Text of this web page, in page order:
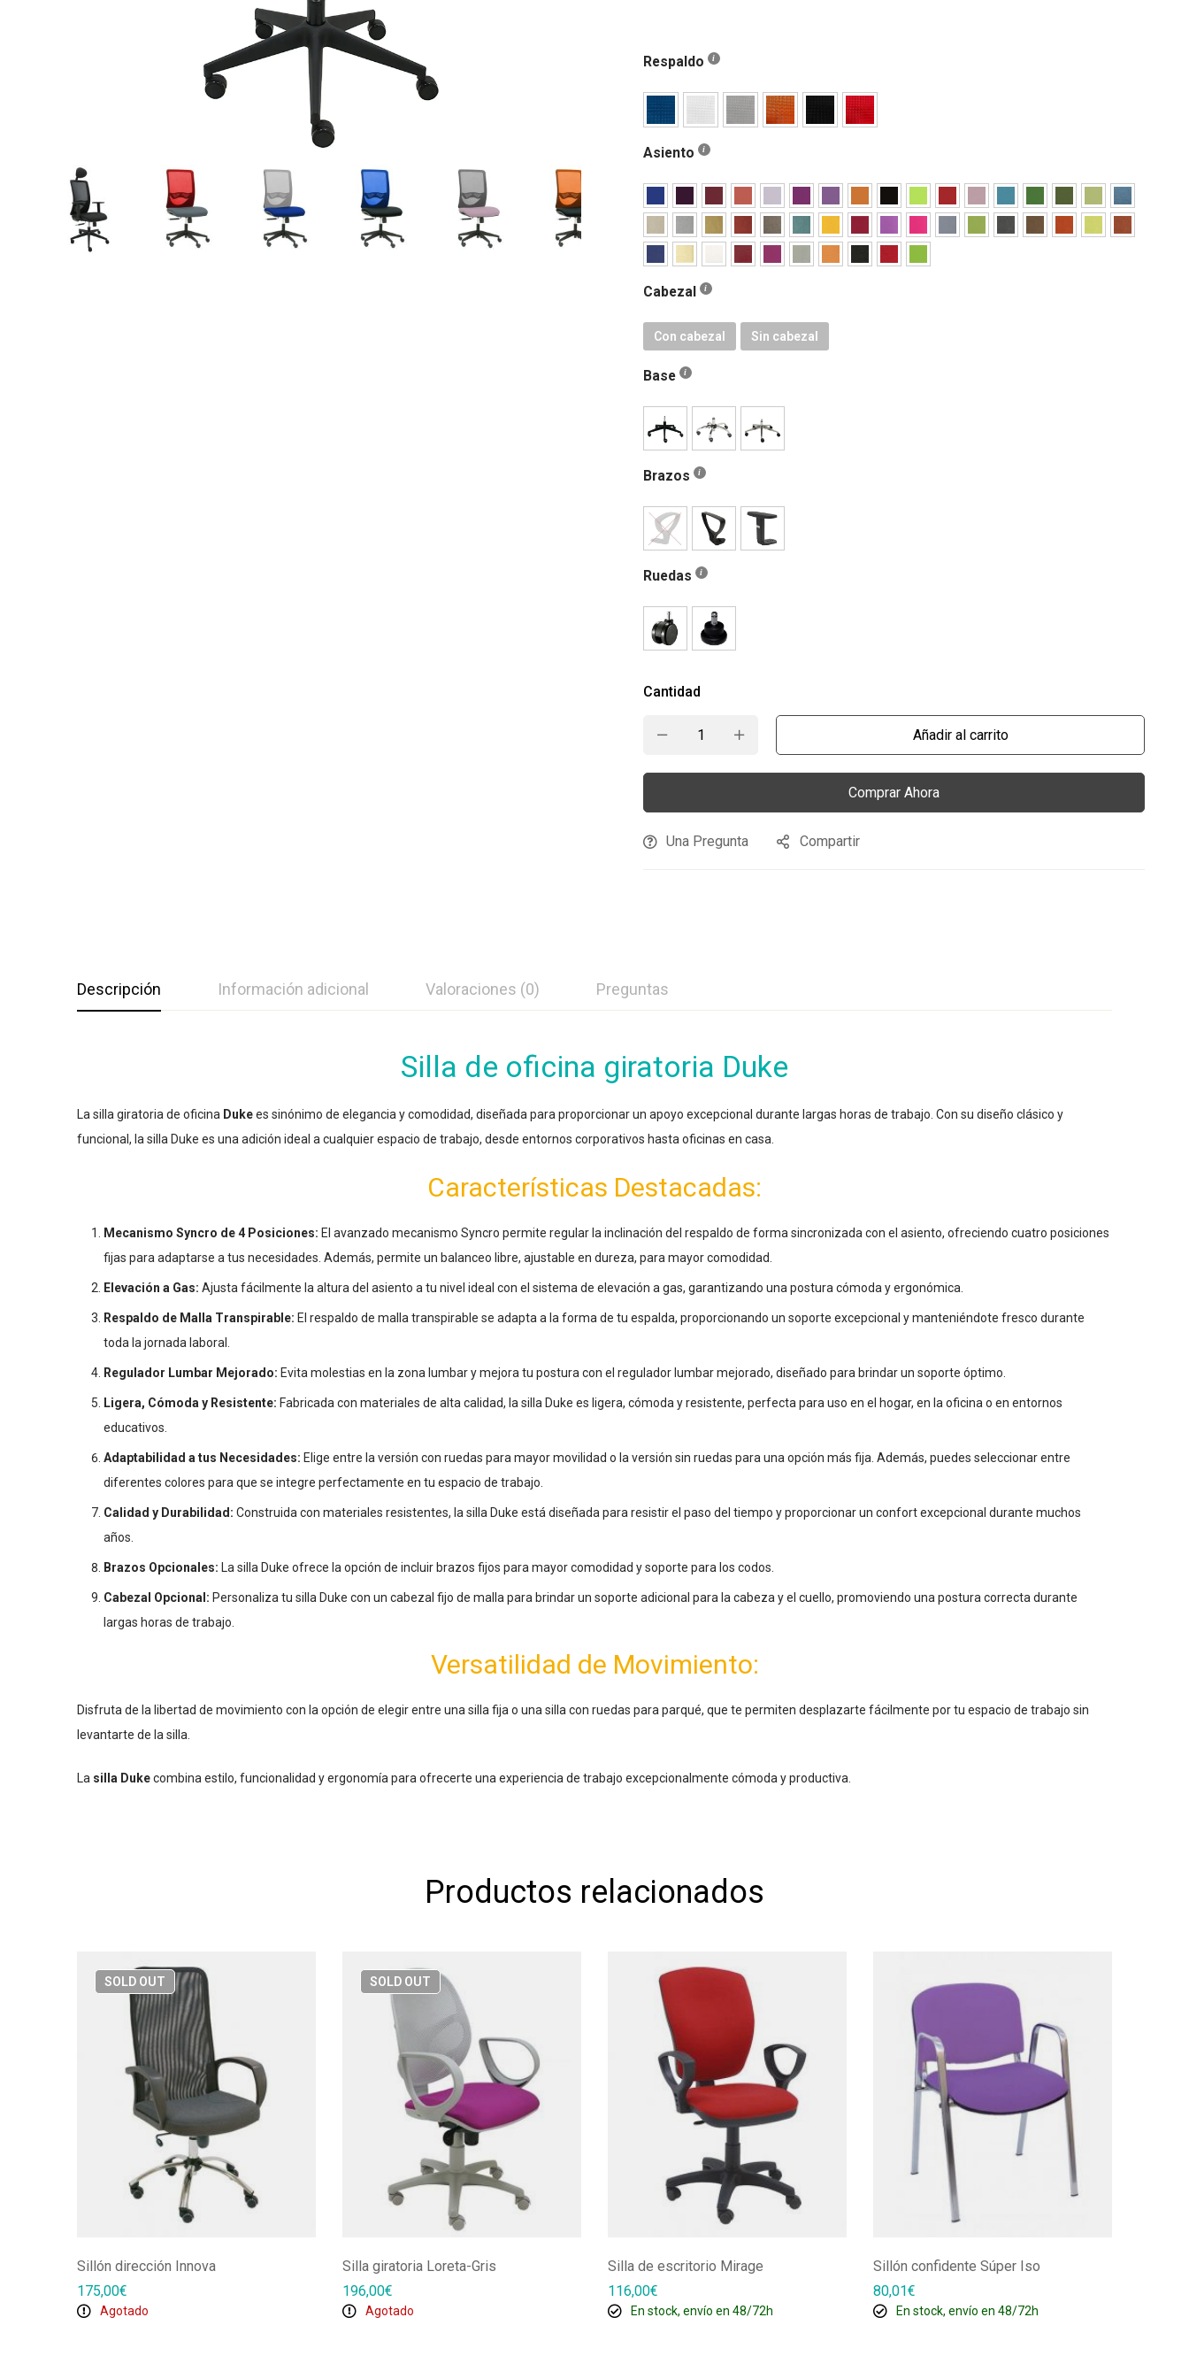
Respaldo
Asiento
Cabezal
Con cabezal Sin cabezal
Base
Brazos
Ruedas
Cantidad
Añadir al carrito
Comprar Ahora
Una Pregunta Compartir
Descripción Información adicional Valoraciones (0) Preguntas
Silla de oficina giratoria Duke
La silla giratoria de oficina Dukees sinónimo de elegancia y comodidad, diseñada para proporcionar un apoyo excepcional durante largas horas de trabajo. Con su diseño clásico y
funcional, la silla Duke es una adición ideal a cualquier espacio de trabajo, desde entornos corporativos hasta oficinas en casa.
Características Destacadas:
Mecanismo Syncro de 4 Posiciones: El avanzado mecanismo Syncro permite regular la inclinación del respaldo de forma sincronizada con el asiento, ofreciendo cuatro posiciones
fijas para adaptarse a tus necesidades. Además, permite un balanceo libre, ajustable en dureza, para mayor comodidad.
Elevación a Gas: Ajusta fácilmente la altura del asiento a tu nivel ideal con el sistema de elevación a gas, garantizando una postura cómoda y ergonómica.
Respaldo de Malla Transpirable: El respaldo de malla transpirable se adapta a la forma de tu espalda, proporcionando un soporte excepcional y manteniéndote fresco durante
toda la jornada laboral.
Regulador Lumbar Mejorado: Evita molestias en la zona lumbar y mejora tu postura con el regulador lumbar mejorado, diseñado para brindar un soporte óptimo.
Ligera, Cómoda y Resistente: Fabricada con materiales de alta calidad, la silla Duke es ligera, cómoda y resistente, perfecta para uso en el hogar, en la oficina o en entornos
educativos.
Adaptabilidad a tus Necesidades: Elige entre la versión con ruedas para mayor movilidad o la versión sin ruedas para una opción más fija. Además, puedes seleccionar entre
diferentes colores para que se integre perfectamente en tu espacio de trabajo.
Calidad y Durabilidad: Construida con materiales resistentes, la silla Duke está diseñada para resistir el paso del tiempo y proporcionar un confort excepcional durante muchos
años.
Brazos Opcionales: La silla Duke ofrece la opción de incluir brazos fijos para mayor comodidad y soporte para los codos.
Cabezal Opcional: Personaliza tu silla Duke con un cabezal fijo de malla para brindar un soporte adicional para la cabeza y el cuello, promoviendo una postura correcta durante
largas horas de trabajo.
Versatilidad de Movimiento:
Disfruta de la libertad de movimiento con la opción de elegir entre una silla fija o una silla con ruedas para parqué, que te permiten desplazarte fácilmente por tu espacio de trabajo sin
levantarte de la silla.
La silla Dukecombina estilo, funcionalidad y ergonomía para ofrecerte una experiencia de trabajo excepcionalmente cómoda y productiva.
Productos relacionados
SOLD OUT
Sillón dirección Innova
175,00€
Agotado
SOLD OUT
Silla giratoria Loreta-Gris
196,00€
Agotado
Silla de escritorio Mirage
116,00€
En stock, envío en 48/72h
Sillón confidente Súper Iso
80,01€
En stock, envío en 48/72h